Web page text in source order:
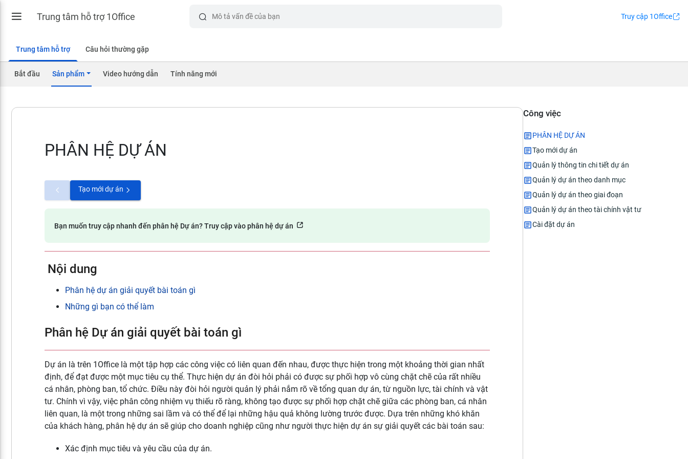
Trung tâm hỗ trợ 1Office Truy cập 1Office
Trung tâm hỗ trợ Câu hỏi thường gặp
Bắt đầu Sản phẩm Video hướng dẫn Tính năng mới
PHÂN HỆ DỰ ÁN
Tạo mới dự án
Bạn muốn truy cập nhanh đến phân hệ Dự án? Truy cập vào phân hệ dự án
Nội dung
Phân hệ dự án giải quyết bài toán gì
Những gì bạn có thể làm
Phân hệ Dự án giải quyết bài toán gì
Dự án là trên 1Office là một tập hợp các công việc có liên quan đến nhau, được thực hiện trong một khoảng thời gian nhất
định, để đạt được một mục tiêu cụ thể. Thực hiện dự án đòi hỏi phải có được sự phối hợp vô cùng chặt chẽ của rất nhiều
cá nhân, phòng ban, tổ chức. Điều này đòi hỏi người quản lý phải nắm rõ về tổng quan dự án, từ nguồn lực, tài chính và vật
tư. Chính vì vậy, việc phân công nhiệm vụ thiếu rõ ràng, không tạo được sự phối hợp chặt chẽ giữa các phòng ban, cá nhân
liên quan, là một trong những sai lầm và có thể để lại những hậu quả không lường trước được. Dựa trên những khó khăn
của khách hàng, phân hệ dự án sẽ giúp cho doanh nghiệp cũng như người thực hiện dự án sự giải quyết các bài toán sau:
Xác định mục tiêu và yêu cầu của dự án.
Công việc
PHÂN HỆ DỰ ÁN
Tạo mới dự án
Quản lý thông tin chi tiết dự án
Quản lý dự án theo danh mục
Quản lý dự án theo giai đoạn
Quản lý dự án theo tài chính vật tư
Cài đặt dự án